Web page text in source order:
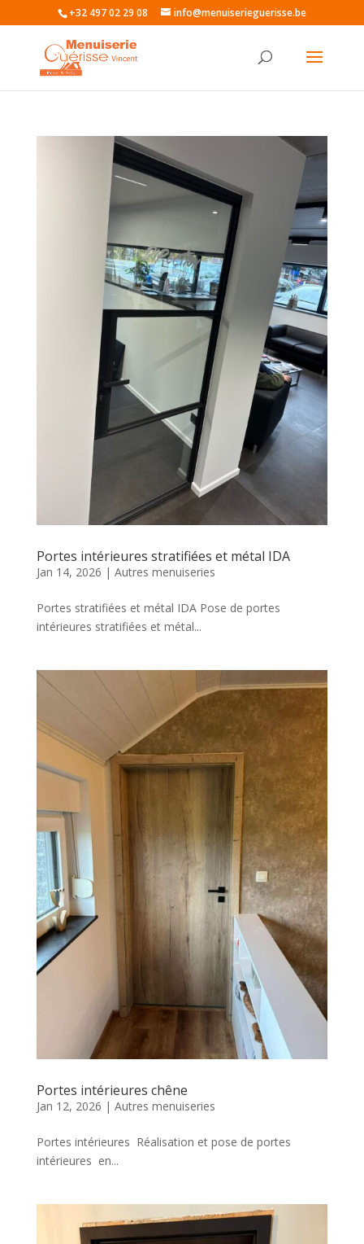
+32 497 02 29 08 info@menuiserieguerisse.be
Portes intérieures stratifiées et métal IDA
Jan 14, 2026 | Autres menuiseries
Portes stratifiées et métal IDA Pose de portes
intérieures stratifiées et métal...
Portes intérieures chêne
Jan 12, 2026 | Autres menuiseries
Portes intérieures Réalisation et pose de portes
intérieures en...